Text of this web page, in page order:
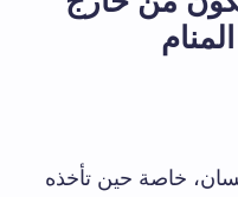
خاصة حين تأخذه